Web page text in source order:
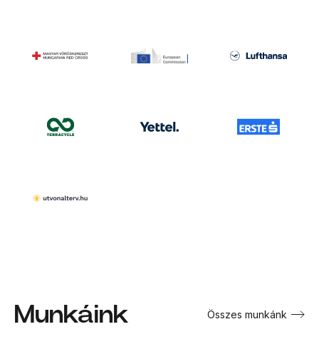
Munkáink Összes munkánk